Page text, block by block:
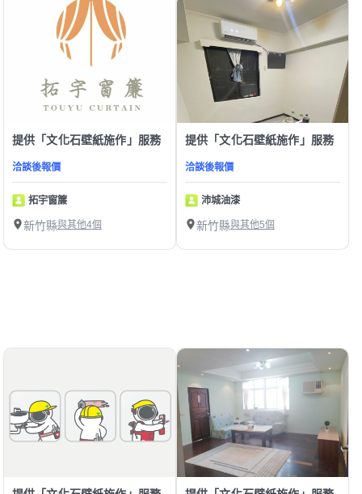
提供「文化石壁紙施作」服務
洽談後報價
拓宇窗簾
新竹縣與其他4個
提供「文化石壁紙施作」服務
洽談後報價
沛城油漆
新竹縣與其他5個